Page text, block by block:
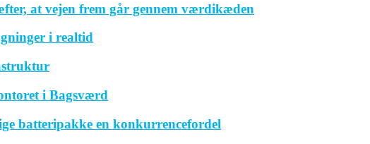
at vejen frem går gennem værdikæden
i realtid
i Bagsværd
batteripakke en konkurrencefordel